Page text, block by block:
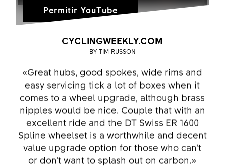
Permitir YouTube
CYCLINGWEEKLY.COM
BY TIM RUSSON
«Great hubs, good spokes, wide rims and
easy servicing tick a lot of boxes when it
comes to a wheel upgrade, although brass
nipples would be nice. Couple that with an
excellent ride and the DT Swiss ER 1600
Spline wheelset is a worthwhile and decent
value upgrade option for those who can’t
or don’t want to splash out on carbon.»